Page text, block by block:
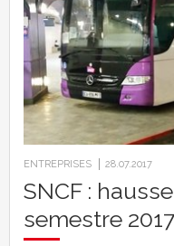
ENTREPRISES 28.07.2017
SNCF :
semestre 2017